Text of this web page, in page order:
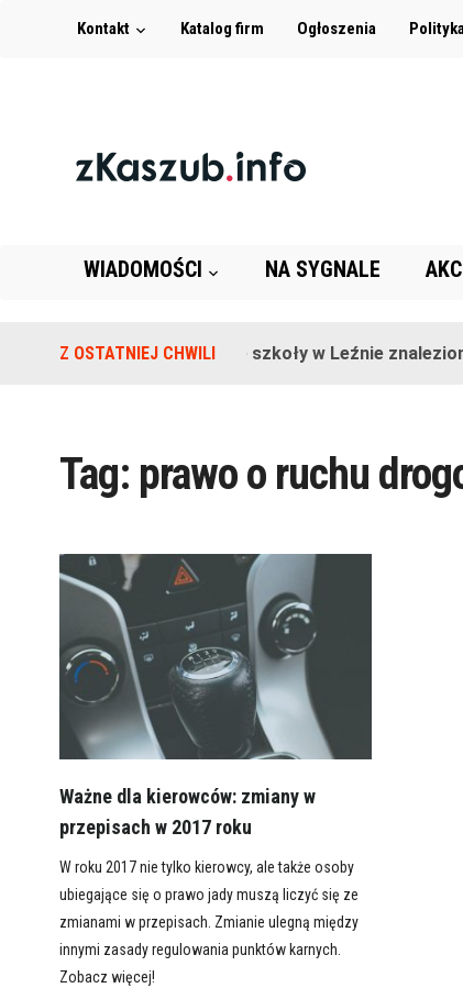
Kontakt Katalog firm Ogłoszenia
WIADOMOŚCI NA SYGNALE
Z OSTATNIEJ CHWILINa terenie szkoły w Leźnie
Tag: prawo o ruchu
Ważne dla kierowców: zmiany w
przepisach w 2017 roku
W roku 2017 nie tylko kierowcy, ale także osoby
ubiegające się o prawo jady muszą liczyć się ze
zmianami w przepisach. Zmianie ulegną między
innymi zasady regulowania punktów karnych.
Zobacz więcej!